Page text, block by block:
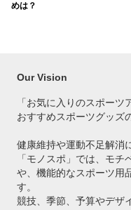
めは？
Our Vision
「お気に入りのスポーツ
おすすめスポーツグッズ
健康維持や運動不足解消
「モノスポ」では、モ
や、機能的なスポーツ用
す。
競技、季節、予算やデザ